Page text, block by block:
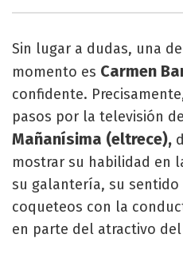
Sin lugar a dudas, una
momento es Carmen
confidente.
pasos por la televisión
Mañanísima (eltrece),
mostrar su habilidad en
su galantería, su
coqueteos con la
en parte del atractivo